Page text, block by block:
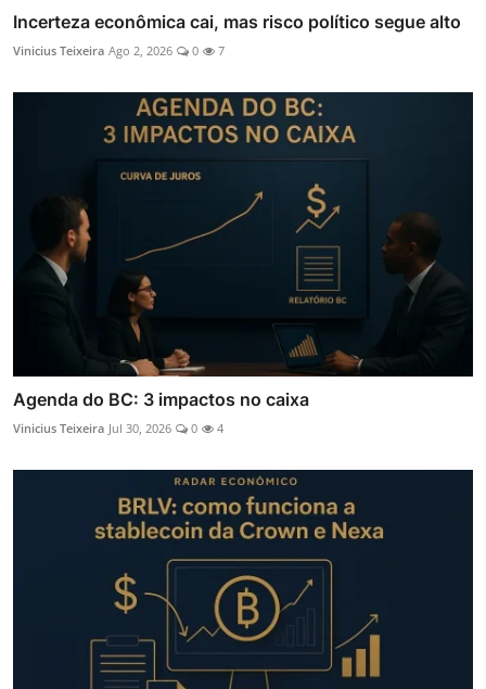
Incerteza econômica cai, mas risco político segue alto
Vinicius Teixeira Ago 2, 2026 0 7
Agenda do BC: 3 impactos no caixa
Vinicius Teixeira Jul 30, 2026 0 4